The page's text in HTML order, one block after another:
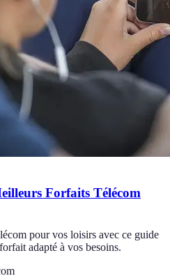
Forfaits Télécom
pour vos loisirs avec ce guide
adapté à vos besoins.